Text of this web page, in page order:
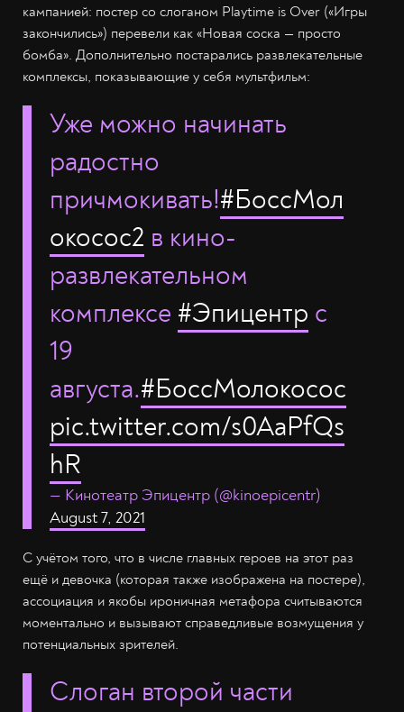
кампанией: постер со слоганом Playtime is Over («Игры
закончились») перевели как «Новая соска — просто
бомба». Дополнительно постарались развлекательные
комплексы, показывающие у себя мультфильм:
Уже можно начинать
радостно
причмокивать!#БоссМол
окосос2 в кино-
развлекательном
комплексе #Эпицентр с
19
августа.#БоссМолокосос
pic.twitter.com/s0AaPfQs
hR
— Кинотеатр Эпицентр (@kinoepicentr)
August 7, 2021
С учётом того, что в числе главных героев на этот раз
ещё и девочка (которая также изображена на постере),
ассоциация и якобы ироничная метафора считываются
моментально и вызывают справедливые возмущения у
потенциальных зрителей.
Слоган второй части